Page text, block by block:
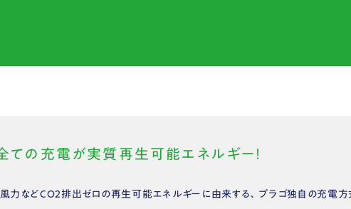
ての充電が実質再生可能エネルギー！
風力などCO2排出ゼロの再生可能エネルギーに由来する、プラゴ独自の充電方